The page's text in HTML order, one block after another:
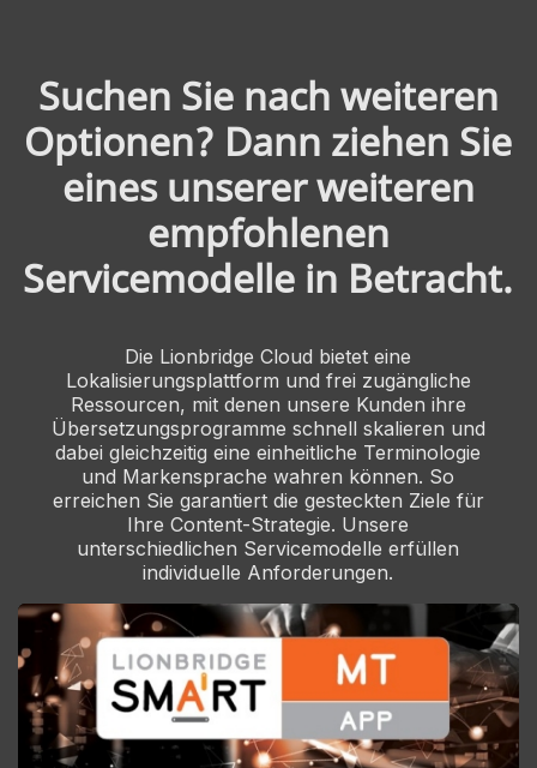
Suchen Sie nach weiteren
Optionen? Dann ziehen Sie
eines unserer weiteren
empfohlenen
Servicemodelle in Betracht.
Die Lionbridge Cloud bietet eine
Lokalisierungsplattform und frei zugängliche
Ressourcen, mit denen unsere Kunden ihre
Übersetzungsprogramme schnell skalieren und
dabei gleichzeitig eine einheitliche Terminologie
und Markensprache wahren können. So
erreichen Sie garantiert die gesteckten Ziele für
Ihre Content-Strategie. Unsere
unterschiedlichen Servicemodelle erfüllen
individuelle Anforderungen.